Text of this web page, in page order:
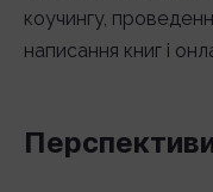
коучингу,
написання книг і